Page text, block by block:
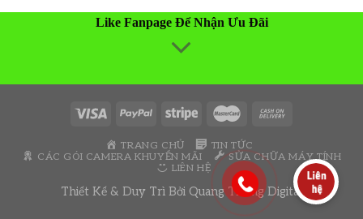
Like Fanpage Để Nhận Ưu Đãi
TRANG CHỦ
TIN TỨC
CÁC GÓI CAMERA KHUYẾN MÃI
SỬA CHỮA MÁY TÍNH
LIÊN HỆ
Thiết Kế & Duy Trì Bởi Quang Thông Digital